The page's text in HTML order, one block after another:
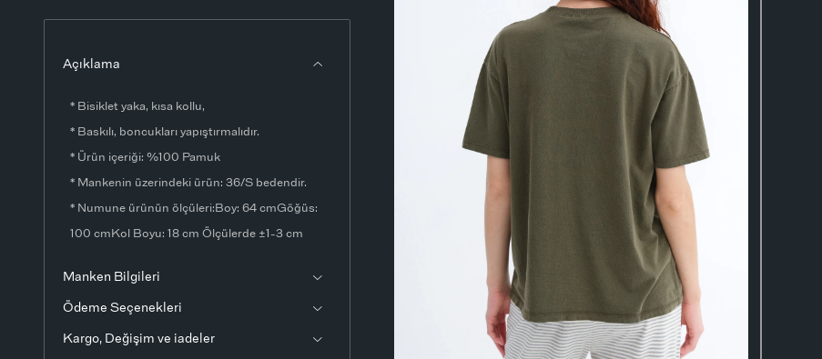
Açıklama
* Bisiklet yaka, kısa kollu,
* Baskılı, boncukları yapıştırmalıdır.
* Ürün içeriği: %100 Pamuk
* Mankenin üzerindeki ürün: 36/S bedendir.
* Numune ürünün ölçüleri:Boy: 64 cmGöğüs:
100 cmKol Boyu: 18 cm Ölçülerde ±1-3 cm
* Ürün fotoğrafları stüdyo ortamında
çekilmiştir. Işık ve ekran ayarlarından dolayı
renklerde ton farklılıkları görülebilir.
Manken Bilgileri
Ödeme Seçenekleri
Kargo, Değişim ve iadeler